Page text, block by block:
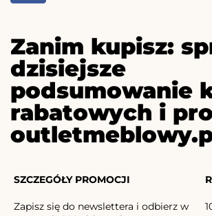
Zanim kupisz:
dzisiejsze
podsumowanie
rabatowych i
SZCZEGÓŁY PROMOCJI
Zapisz się do newslettera i odbierz w